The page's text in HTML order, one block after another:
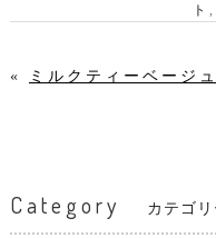
ト,
« ミルクティーベージュ
Category カテゴリ